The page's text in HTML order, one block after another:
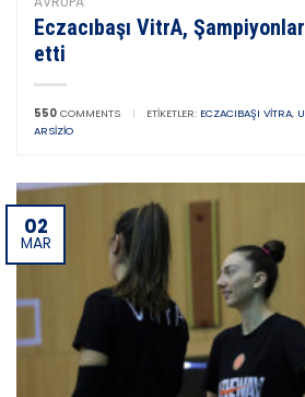
Eczacıbaşı VitrA,
etti
550 COMMENTS | ETIKETLER: ECZACIBAŞI VITRA,
ARSIZIO
02
MAR